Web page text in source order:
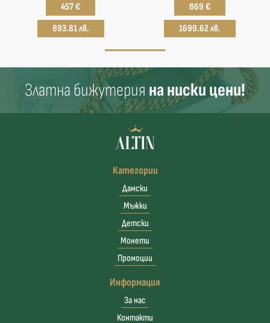
457 €
893.81 лв.
869 €
1699.62 лв.
Златна бижутерия на ниски цени!
Категории
Дамски
Мъжки
Детски
Монети
Промоции
Информация
За нас
Контакти